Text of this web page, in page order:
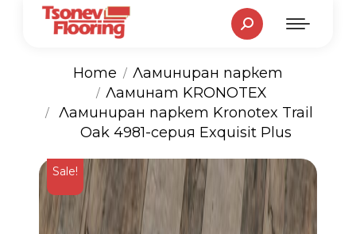
Search:
You are here:
Home
Ламиниран паркет
Ламинат KRONOTEX
Ламиниран паркет Kronotex Trail
Oak 4981-серия Exquisit Plus
Sale!